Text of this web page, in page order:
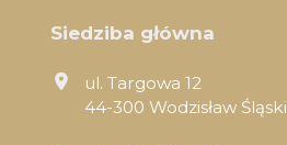
Siedziba główna
ul. Targowa 12
44-300 Wodzisław Śląski